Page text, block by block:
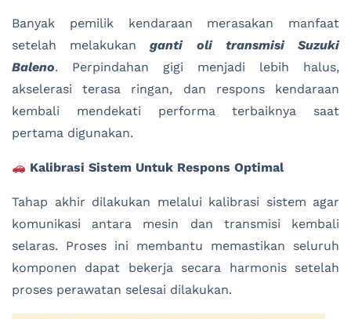
Banyak pemilik kendaraan merasakan manfaat
setelah melakukanganti oli transmisi Suzuki
Baleno. Perpindahan gigi menjadi lebih halus,
akselerasi terasa ringan, dan respons kendaraan
kembali mendekati performa terbaiknya saat
pertama digunakan.
Kalibrasi Sistem Untuk Respons Optimal
Tahap akhir dilakukan melalui kalibrasi sistem agar
komunikasi antara mesin dan transmisi kembali
selaras. Proses ini membantu memastikan seluruh
komponen dapat bekerja secara harmonis setelah
proses perawatan selesai dilakukan.